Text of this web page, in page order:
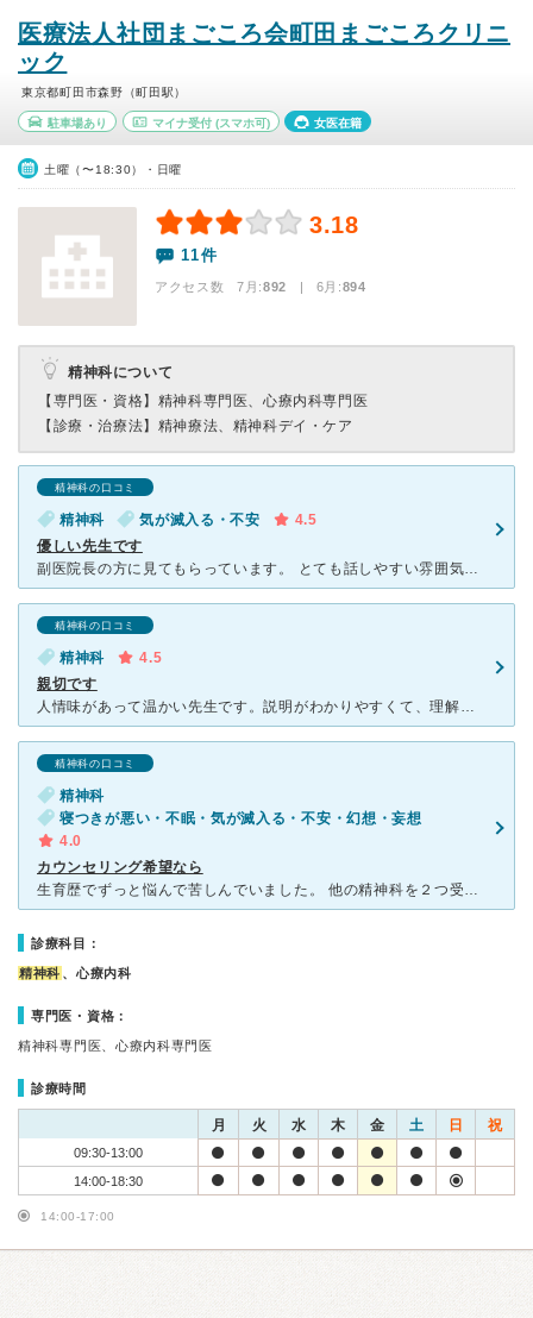
医療法人社団まごころ会町田まごころクリニ
ック
東京都町田市森野（町田駅）
駐車場あり マイナ受付(スマホ可) 女医在籍
土曜（〜18:30）・日曜
3.18
11件
アクセス数 7月:892 | 6月:894
精神科について
【専門医・資格】 精神科専門医、心療内科専門医
【診療・治療法】 精神療法、精神科デイ・ケア
精神科の口コミ
精神科 気が滅入る・不安
4.5
優しい先生です
副医院長の方に見てもらっています。 とても話しやすい雰囲気の方です。症状を言うと、的確に診断してくれます。 また突然の来訪になっても、ちゃんと対処してくれます。いつも混んでいるので、待つ時間は長く
精神科の口コミ
精神科
4.5
親切です
人情味があって温かい先生です。説明がわかりやすくて、理解度に応じて話し方を変えてくれます。よく話を聞いてくれるので、診察室から出てくる患者さんは皆さん笑顔でほっとした表情で出てきます。 カウンセラ
精神科の口コミ
精神科
寝つきが悪い・不眠・気が滅入る・不安・幻想・妄想
4.0
カウンセリング希望なら
生育歴でずっと悩んで苦しんでいました。 他の精神科を２つ受診しましたが、自傷行為があるにも関わらず、初診で薬なんていらない扱いでした。 ここの先生たちは本当に傾聴して共感してくださります。
診療科目：
精神科 、心療内科
専門医・資格：
精神科専門医、心療内科専門医
診療時間
月 火 水 木 金 土 日 祝
09:30-13:00
14:00-18:30
14:00-17:00